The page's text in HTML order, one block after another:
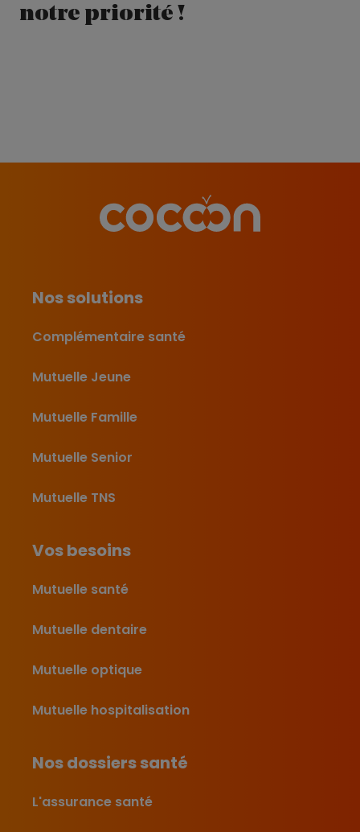
notre priorité !
Nos solutions
Complémentaire santé
Mutuelle Jeune
Mutuelle Famille
Mutuelle Senior
Mutuelle TNS
Vos besoins
Mutuelle santé
Mutuelle dentaire
Mutuelle optique
Mutuelle hospitalisation
Nos dossiers santé
L'assurance santé